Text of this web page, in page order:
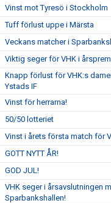
Vinst mot Tyresö i Stockholm
Tuff förlust uppe i Märsta
Veckans matcher i
Viktig seger för VHK i
Knapp förlust för VHK:s
Ystads IF
Vinst för herrarna!
50/50 lotteriet
Vinst i årets första match för
GOTT NYTT ÅR!
GOD JUL!
VHK seger i årsavslutningen
Sparbankshallen!